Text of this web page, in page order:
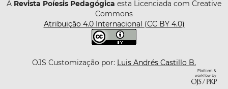
A Revista Poíesis Pedagógica esta Licenciada com Creative
Commons
Atribuição 4.0 Internacional (CC BY 4.0)
OJS Customização por: Luis Andrés Castillo B.